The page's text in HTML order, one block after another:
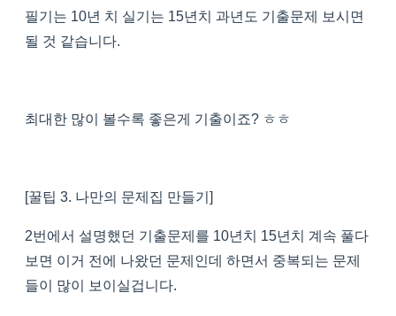
필기는 10년 치 실기는 15년치 과년도 기출문제 보시면
될 것 같습니다.
최대한 많이 볼수록 좋은게 기출이죠? ㅎㅎ
[꿀팁 3. 나만의 문제집 만들기]
2번에서 설명했던 기출문제를 10년치 15년치 계속 풀다
보면 이거 전에 나왔던 문제인데 하면서 중복되는 문제
들이 많이 보이실겁니다.